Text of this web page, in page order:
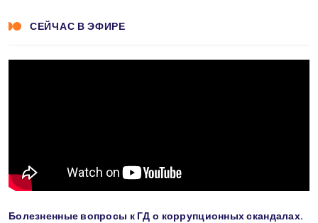
СЕЙЧАС В ЭФИРЕ
Болезненные вопросы к ГД о коррупционных скандалах.